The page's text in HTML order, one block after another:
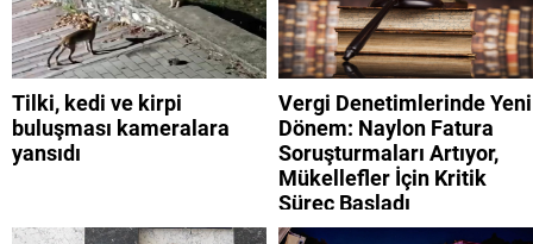
Tilki, kedi ve kirpi
buluşması kameralara
yansıdı
Vergi Denetimlerinde Yeni
Dönem: Naylon Fatura
Soruşturmaları Artıyor,
Mükellefler İçin Kritik
Süreç Başladı